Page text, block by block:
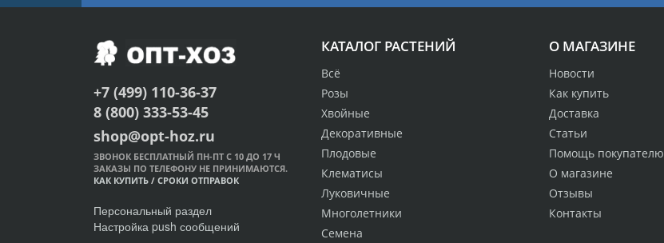
О МАГАЗИНЕ
Новости
Как купить
Доставка
Статьи
Помощь покупателю
О магазине
Отзывы
Контакты
КАТАЛОГ РАСТЕНИЙ
Всё
Розы
Хвойные
Декоративные
Плодовые
Клематисы
Луковичные
Многолетники
Семена
+7 (499) 110-36-37
8 (800) 333-53-45
shop@opt-hoz.ru
ЗВОНОК БЕСПЛАТНЫЙ ПН-ПТ С 10 ДО 17 Ч
ЗАКАЗЫ ПО ТЕЛЕФОНУ НЕ ПРИНИМАЮТСЯ.
КАК КУПИТЬ / СРОКИ ОТПРАВОК
Персональный раздел
Настройка push сообщений